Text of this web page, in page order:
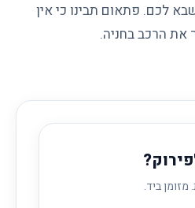
לכם. פתאום תבינו כי אין
את הרכב בחניה.
ביד.